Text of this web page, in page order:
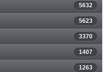
5632
5623
3370
1407
1263